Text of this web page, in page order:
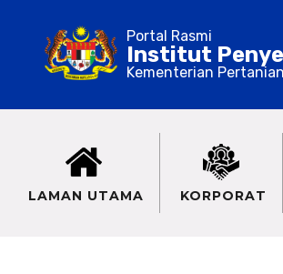
Portal Rasmi
Institut
Kementerian
LAMAN UTAMA KORPORAT